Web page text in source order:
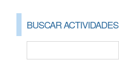
BUSCAR ACTIVIDADES